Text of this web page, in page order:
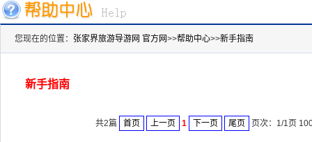
您现在的位置： 张家界旅游导游网 官方网>>帮助中心>>新手指南
新手指南
共2篇 首页 上一页 1 下一页 尾页 页次：1/1页